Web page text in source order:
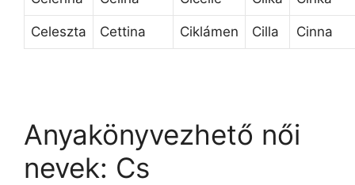
Celeszta Cettina Ciklámen Cilla Cinna
Anyakönyvezhető női
nevek: Cs